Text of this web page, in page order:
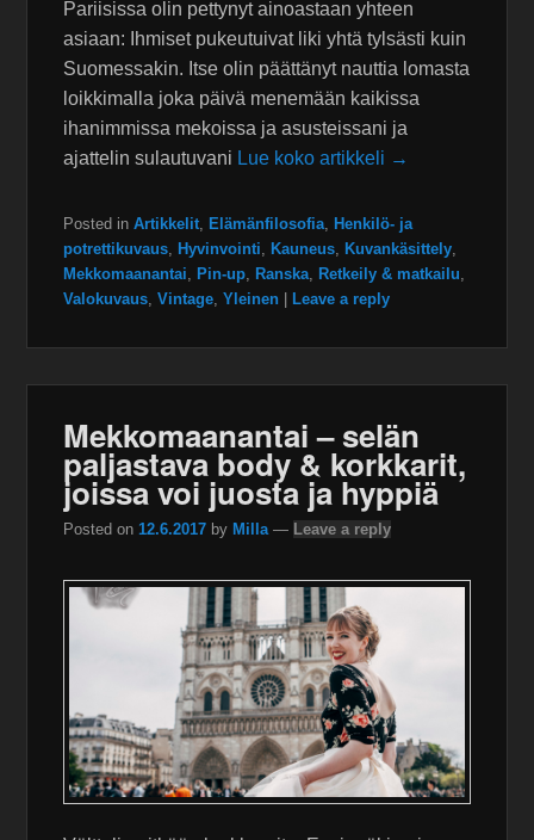
Pariisissa olin pettynyt ainoastaan yhteen
asiaan: Ihmiset pukeutuivat liki yhtä tylsästi kuin
Suomessakin. Itse olin päättänyt nauttia lomasta
loikkimalla joka päivä menemään kaikissa
ihanimmissa mekoissa ja asusteissani ja
ajattelin sulautuvani Lue koko artikkeli →
Posted in Artikkelit, Elämänfilosofia, Henkilö- ja
potrettikuvaus, Hyvinvointi, Kauneus, Kuvankäsittely,
Mekkomaanantai, Pin-up, Ranska, Retkeily & matkailu,
Valokuvaus,Vintage,Yleinen Leave a reply
Mekkomaanantai – selän
paljastava body & korkkarit,
joissa voi juosta ja hyppiä
Posted on12.6.2017 by Milla — Leave a reply